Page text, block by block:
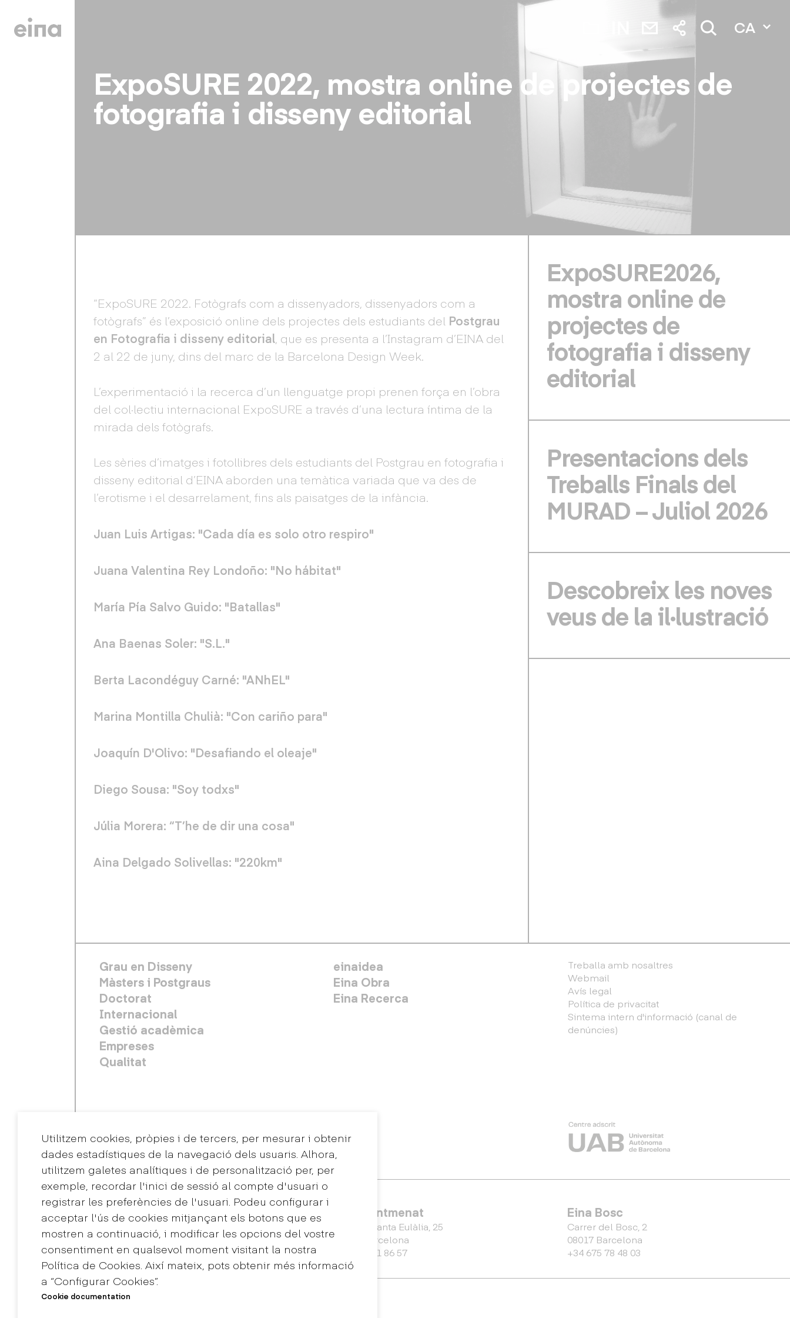
CA
ExpoSURE 2022, mostra online de projectes de
fotografia i disseny editorial
“ExpoSURE 2022. Fotògrafs com a dissenyadors, dissenyadors com a
fotògrafs” és l’exposició online dels projectes dels estudiants del Postgrau
en Fotografia i disseny editorial, que es presenta a l’Instagram d’EINA del
2 al 22 de juny, dins del marc de la Barcelona Design Week.
L’experimentació i la recerca d’un llenguatge propi prenen força en l’obra
del col·lectiu internacional ExpoSURE a través d’una lectura íntima de la
mirada dels fotògrafs.
Les sèries d’imatges i fotollibres dels estudiants del Postgrau en fotografia i
disseny editorial d’EINA aborden una temàtica variada que va des de
l’erotisme i el desarrelament, fins als paisatges de la infància.
Juan Luis Artigas: "Cada día es solo otro respiro"
Juana Valentina Rey Londoño: "No hábitat"
María Pía Salvo Guido: "Batallas"
Ana Baenas Soler: "S.L."
Berta Lacondéguy Carné: "ANhEL"
Marina Montilla Chulià: "Con cariño para"
Joaquín D'Olivo: "Desafiando el oleaje"
Diego Sousa: "Soy todxs"
Júlia Morera: “T’he de dir una cosa"
Aina Delgado Solivellas: "220km"
ExpoSURE2026,
mostra online de
projectes de
fotografia i disseny
editorial
Presentacions dels
Treballs Finals del
MURAD – Juliol 2026
Descobreix les noves
veus de la il·lustració
Utilitzem cookies, pròpies i de tercers, per mesurar i obtenir
dades estadístiques de la navegació dels usuaris. Alhora,
utilitzem galetes analítiques i de personalització per, per
exemple, recordar l'inici de sessió al compte d'usuari o
registrar les preferències de l'usuari. Podeu configurar i
acceptar l'ús de cookies mitjançant els botons que es
mostren a continuació, i modificar les opcions del vostre
consentiment en qualsevol moment visitant la nostra
Política de Cookies. Així mateix, pots obtenir més informació
a “Configurar Cookies”.
Cookie documentation
FOOTER PRINCIPAL
Grau en Disseny
Màsters i Postgraus
Doctorat
Internacional
Gestió acadèmica
Empreses
Qualitat
MENÚ SECUNDARIO
einaidea
Eina Obra
Eina Recerca
Treballa amb nosaltres
Webmail
Avís legal
Política de privacitat
Sintema intern d'informació (canal de
denúncies)
Contacte
+34 932 030 923
info@eina.cat
Eina Sentmenat
Passeig Santa Eulàlia, 25
08017 Barcelona
+34 672 31 86 57
Eina Bosc
Carrer del Bosc, 2
08017 Barcelona
+34 675 78 48 03
Grau en Disseny